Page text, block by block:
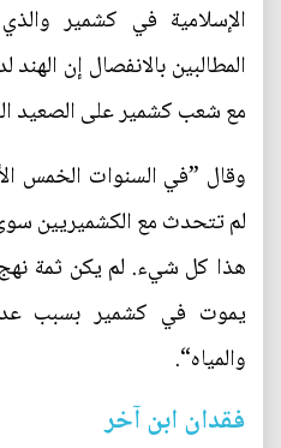
الإسلامية في كشمير
المطالبين بالانفصال إن
مع شعب كشمير على الصعيد
وقال ”في السنوات الخمس
لم تتحدث مع الكشميريين
هذا كل شيء. لم يكن ثمة
يموت في كشمير بسبب
والمياه“.
فقدان ابن آخر